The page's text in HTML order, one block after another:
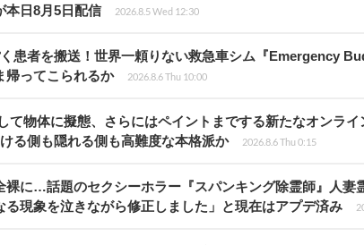
本日8月5日配信
2026.8.5 Wed 12:30
患者を搬送！世界一頼りない救急車シム『Emergency
帰ってこられるか
2026.8.6 Thu 10:00
て物体に擬態、さらにはペイントまでする新たなオンラ
る側も隠れる側も高難度な本格派か
2026.8.6 Thu 0:15
裸に…話題のセクシーホラー『スパンキング除霊師』人妻
る現象を泣きながら修正しました」と現在はアプデ済み